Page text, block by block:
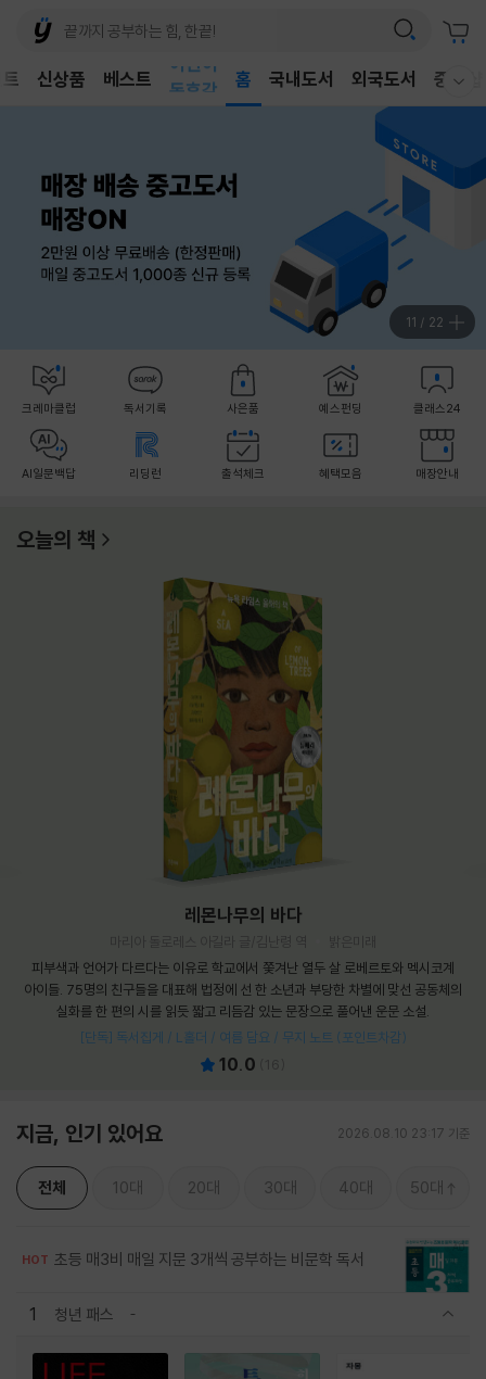
신상품 베스트
독후감
홈 국내도서 외국도서 중고샵
11 / 22
크레마클럽 독서기록 사은품 예스펀딩 클래스24
AI일문백답 리딩런 출석체크 혜택모음 매장안내
오늘의 책
레몬나무의 바다
피부색과 언어가 다르다는 이유로 학교에서 쫓겨난 열두 살 로베르토와 멕시코계
아이들. 75명의 친구들을 대표해 법정에 선 한 소년과 부당한 차별에 맞선 공동체의
실화를 한 편의 시를 읽듯 짧고 리듬감 있는 문장으로 풀어낸 운문 소설.
[단독] 독서집게 / L홀더 / 여름 담요 / 무지 노트 (포인트차감)
10.0
지금, 인기 있어요 2026.08.10 23:17 기준
전체 10대 20대 30대 40대 50대
HOT 초등 매3비 매일 지문 3개씩 공부하는 비문학 독서
1 청년 패스